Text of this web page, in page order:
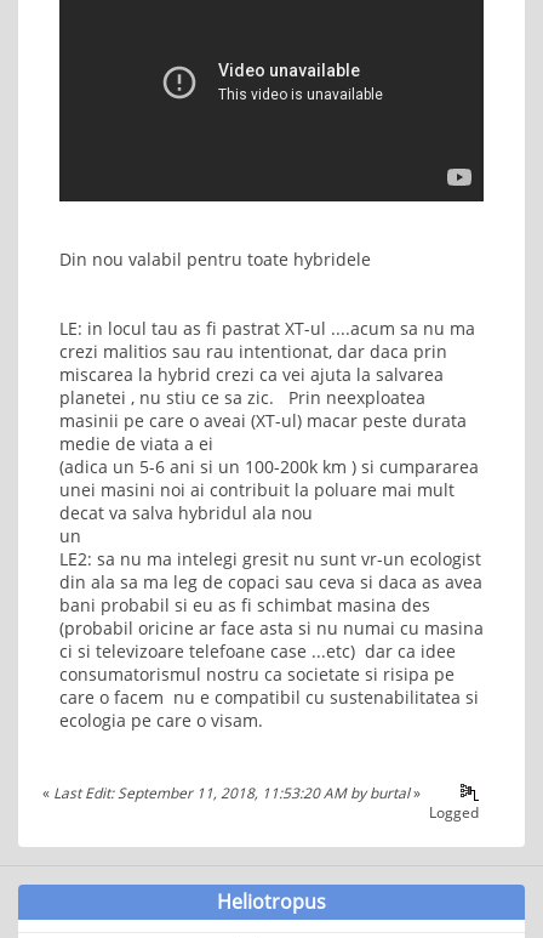
Din nou valabil pentru toate hybridele
LE: in locul tau as fi pastrat XT-ul ....acum sa nu ma
crezi malitios sau rau intentionat, dar daca prin
miscarea la hybrid crezi ca vei ajuta la salvarea
planetei , nu stiu ce sa zic. Prin neexploatea
masinii pe care o aveai (XT-ul) macar peste durata
medie de viata a ei
(adica un 5-6 ani si un 100-200k km ) si cumpararea
unei masini noi ai contribuit la poluare mai mult
decat va salva hybridul ala nou
un
LE2: sa nu ma intelegi gresit nu sunt vr-un ecologist
din ala sa ma leg de copaci sau ceva si daca as avea
bani probabil si eu as fi schimbat masina des
(probabil oricine ar face asta si nu numai cu masina
ci si televizoare telefoane case ...etc) dar ca idee
consumatorismul nostru ca societate si risipa pe
care o facem nu e compatibil cu sustenabilitatea si
ecologia pe care o visam.
« Last Edit: September 11, 2018, 11:53:20 AM by burtal»
Logged
Heliotropus